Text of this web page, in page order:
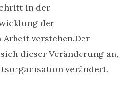
in der
der
verstehen.Der
dieser Veränderung an,
verändert.